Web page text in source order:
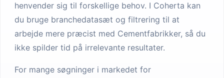
henvender sig til forskellige behov. I Coherta kan
du bruge branchedatasæt og filtrering til at
arbejde mere præcist med Cementfabrikker, så du
ikke spilder tid på irrelevante resultater.
For mange søgninger i markedet for